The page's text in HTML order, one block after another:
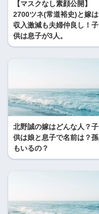
【マスクなし素顔公開】
2700ツネ(常道裕史)と嫁は
収入激減も夫婦仲良し！子
供は息子が3人。
北野誠の嫁はどんな人？子
供は娘と息子で名前は？孫
もいるの？